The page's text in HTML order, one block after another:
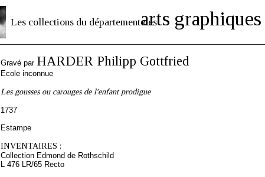
Les collections du département desarts graphiques
Gravé par HARDER Philipp Gottfried
Ecole inconnue
Les gousses ou carouges de l'enfant prodigue
1737
Estampe
INVENTAIRES :
Collection Edmond de Rothschild
L 476 LR/65 Recto